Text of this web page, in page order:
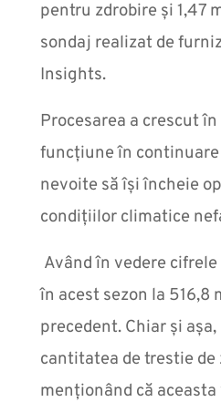
pentru zdrobire și 1,47
sondaj realizat de
Insights.
Procesarea a crescut
funcțiune în continuare
nevoite să își încheie
condițiilor climatice
Având în vedere
în acest sezon la 516,8
precedent. Chiar și
cantitatea de trestie
menționând că